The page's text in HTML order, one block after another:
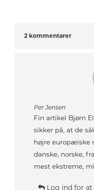
2 kommentarer
Per Jensen
Fin artikel Bjørn
sikker på, at de
højre europæiske
danske, norske,
mest ekstreme,
Log ind for at